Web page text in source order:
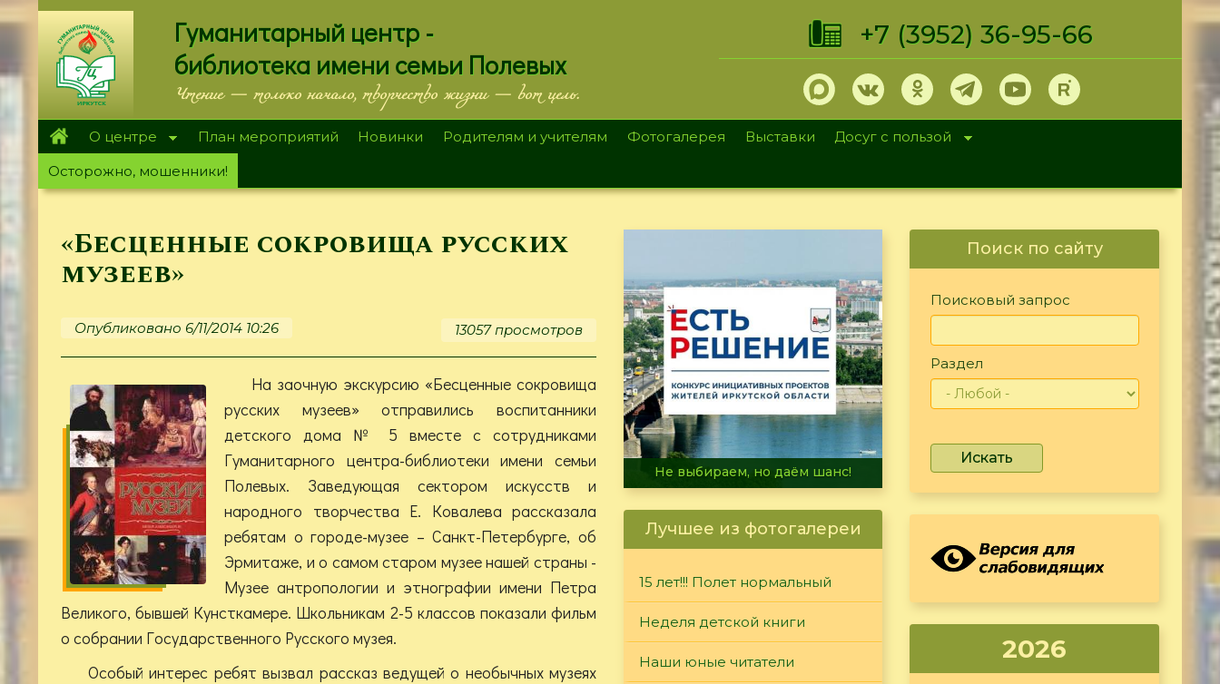
Перейти
к
основному
содержанию
Гуманитарный центр -
библиотека имени семьи Полевых
Чтение — только начало, творчество жизни — вот цель.
+7 (3952) 36-95-66
О центре План мероприятий Новинки Родителям и учителям Фотогалерея Выставки
Досуг с пользой
Осторожно, мошенники!
«Бесценные сокровища русских
музеев»
Опубликовано 6/11/2014 10:26 13057 просмотров
На заочную экскурсию «Бесценные сокровища
русских музеев» отправились воспитанники
детского дома № 5 вместе с сотрудниками
Гуманитарного центра-библиотеки имени семьи
Полевых. Заведующая сектором искусств и
народного творчества Е. Ковалева рассказала
ребятам о городе-музее – Санкт-Петербурге, об
Эрмитаже, и о самом старом музее нашей страны -
Музее антропологии и этнографии имени Петра
Великого, бывшей Кунсткамере. Школьникам 2-5 классов показали фильм
о собрании Государственного Русского музея.
Особый интерес ребят вызвал рассказ ведущей о необычных музеях
В огне не горит, в воде не тонет
Лучшее из фотогалереи
15 лет!!! Полет нормальный
Неделя детской книги
Наши юные читатели
Поиск по сайту
Поисковый запрос
Раздел
Искать
2026